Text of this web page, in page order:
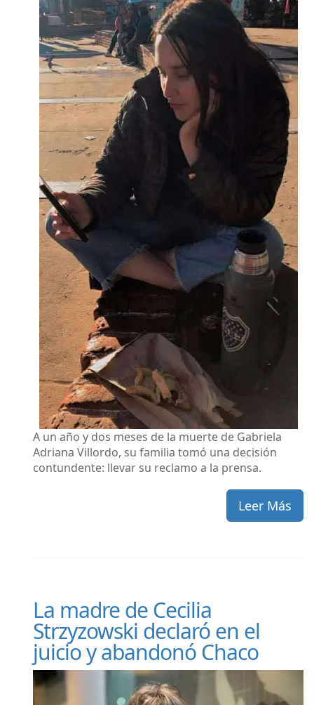
A un año y dos meses de la muerte de Gabriela
Adriana Villordo, su familia tomó una decisión
contundente: llevar su reclamo a la prensa.
Leer Más
La madre de Cecilia
Strzyzowski declaró en el
juicio y abandonó Chaco